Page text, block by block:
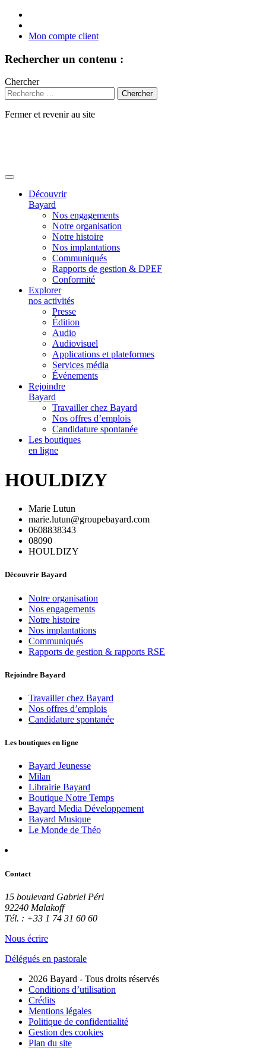
Mon compte client
Rechercher un contenu :
Chercher
Fermer et revenir au site
Découvrir
Bayard
Nos engagements
Notre organisation
Notre histoire
Nos implantations
Communiqués
Rapports de gestion & DPEF
Conformité
Explorer
nos activités
Presse
Édition
Audio
Audiovisuel
Applications et plateformes
Services média
Événements
Rejoindre
Bayard
Travailler chez Bayard
Nos offres d’emplois
Candidature spontanée
Les boutiques
en ligne
HOULDIZY
Marie Lutun
marie.lutun@groupebayard.com
0608838343
08090
HOULDIZY
Découvrir Bayard
Notre organisation
Nos engagements
Notre histoire
Nos implantations
Communiqués
Rapports de gestion & rapports RSE
Rejoindre Bayard
Travailler chez Bayard
Nos offres d’emplois
Candidature spontanée
Les boutiques en ligne
Bayard Jeunesse
Milan
Librairie Bayard
Boutique Notre Temps
Bayard Media Développement
Bayard Musique
Le Monde de Théo
Contact
15 boulevard Gabriel Péri
92240 Malakoff
Tél. : +33 1 74 31 60 60
Nous écrire
Délégués en pastorale
2026 Bayard - Tous droits réservés
Conditions d’utilisation
Crédits
Mentions légales
Politique de confidentialité
Gestion des cookies
Plan du site